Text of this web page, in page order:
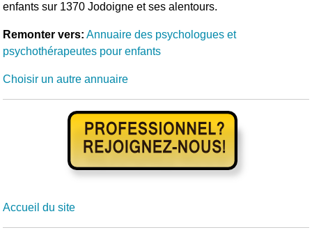
enfants sur 1370 Jodoigne et ses alentours.
Remonter vers: Annuaire des psychologues et
psychothérapeutes pour enfants
Choisir un autre annuaire
Accueil du site